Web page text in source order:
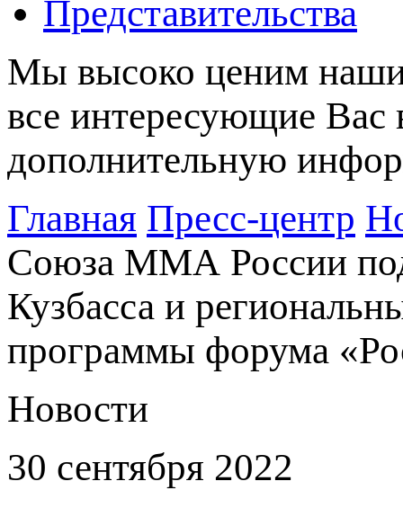
Представительства
Мы высоко ценим
все интересующие Вас
дополнительную
Главная Пресс-центр
Союза ММА России
Кузбасса и
программы форума
Новости
30 сентября 2022